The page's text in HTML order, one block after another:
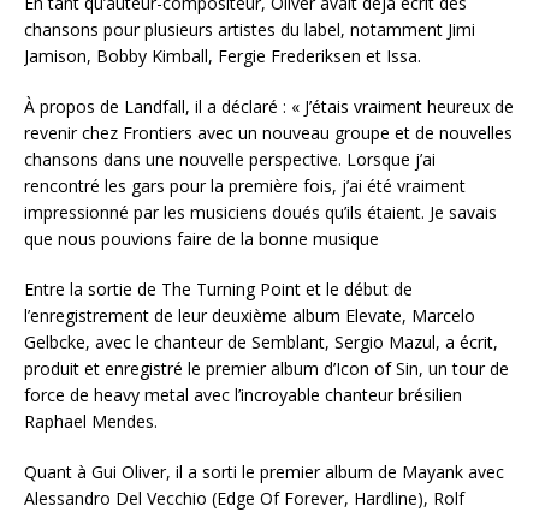
chansons pour plusieurs artistes du label, notamment Jimi
Jamison, Bobby Kimball, Fergie Frederiksen et Issa.
À propos de Landfall, il a déclaré : « J’étais vraiment heureux de
revenir chez Frontiers avec un nouveau groupe et de nouvelles
chansons dans une nouvelle perspective. Lorsque j’ai
rencontré les gars pour la première fois, j’ai été vraiment
impressionné par les musiciens doués qu’ils étaient. Je savais
que nous pouvions faire de la bonne musique
Entre la sortie de The Turning Point et le début de
l’enregistrement de leur deuxième album Elevate, Marcelo
Gelbcke, avec le chanteur de Semblant, Sergio Mazul, a écrit,
produit et enregistré le premier album d’Icon of Sin, un tour de
force de heavy metal avec l’incroyable chanteur brésilien
Raphael Mendes.
Quant à Gui Oliver, il a sorti le premier album de Mayank avec
Alessandro Del Vecchio (Edge Of Forever, Hardline), Rolf